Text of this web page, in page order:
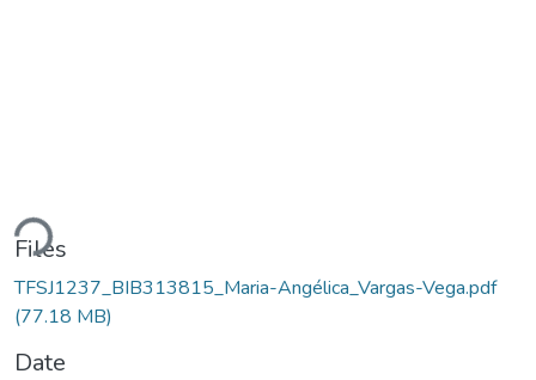
Files
TFSJ1237_BIB313815_Maria-Angélica_Vargas-Vega.pdf
(77.18 MB)
Date